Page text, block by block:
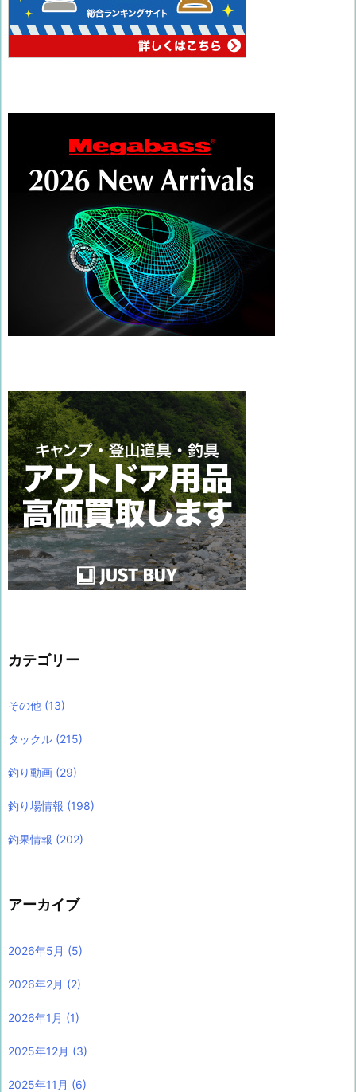
カテゴリー
その他 (13)
タックル (215)
釣り動画 (29)
釣り場情報 (198)
釣果情報 (202)
アーカイブ
2026年5月 (5)
2026年2月 (2)
2026年1月 (1)
2025年12月 (3)
2025年11月 (6)